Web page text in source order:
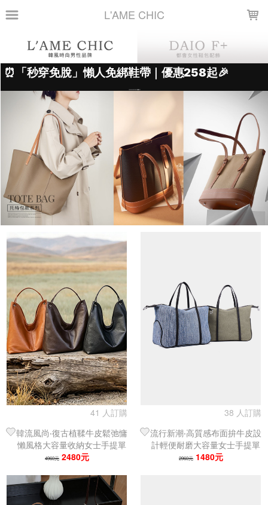
L'AME CHIC
上架時間 銷售件數 銷售價格
樣式尺寸篩選
全部樣式 黑 咖啡 棕
灰
藍
全部尺寸
篩選
41 人訂購
韓流風尚‧復古植鞣牛皮鬆弛慵
懶風格大容量收納女士手提單
肩包｜托特包
4960元 2480元
38 人訂購
流行新潮‧高質感布面拚牛皮設
計輕便耐磨大容量女士手提單
肩包｜托特包
2960元 1480元